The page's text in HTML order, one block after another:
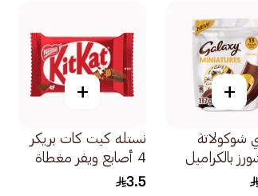
+
شوكولاتة
بالكراميل
+
نستله كيت كات بريكر
4 أصابع ويفر مغطاة
بالشوكولاتة 36.5جرام
3.5